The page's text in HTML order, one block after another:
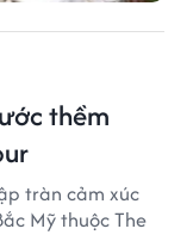
thềm
tràn cảm xúc
Mỹ thuộc The